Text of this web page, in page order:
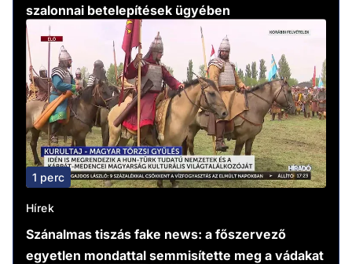
szalonnai betelepítések ügyében
1 perc
Hírek
Szánalmas tiszás fake news: a főszervező
egyetlen mondattal semmisítette meg a vádakat